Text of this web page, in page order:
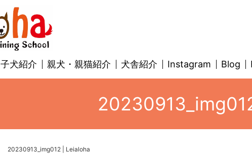
子犬紹介 親犬・親猫紹介 犬舎紹介 Instagram Blog
20230913_img012 | Leialoha